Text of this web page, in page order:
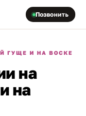
Позвонить
ГУЩЕ И НА ВОСКЕ
на
на